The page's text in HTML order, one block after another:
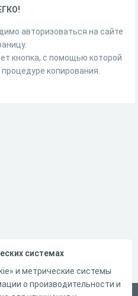
авторизоваться на сайте
кнопка, с помощью которой
копирования.
системах
и метрические системы
о производительности и